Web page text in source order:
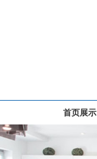
首页展示